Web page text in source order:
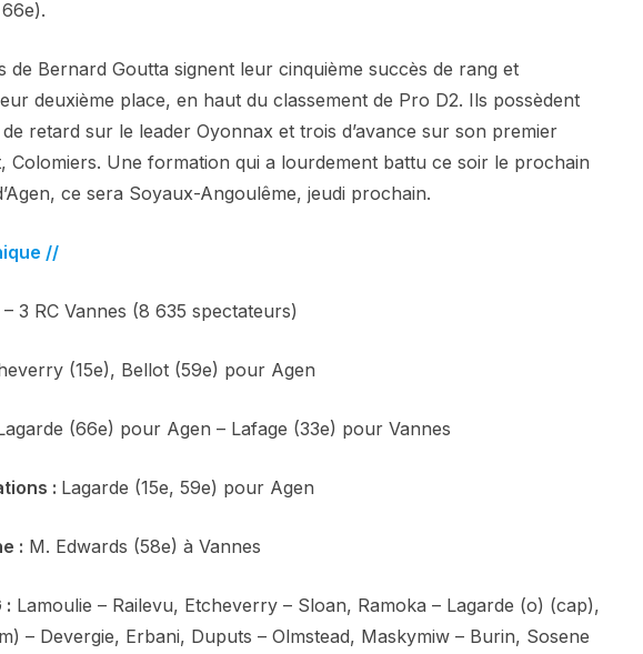
de Bernard Goutta signent leur cinquième succès de rang et
deuxième place, en haut du classement de Pro D2. Ils possèdent
retard sur le leader Oyonnax et trois d’avance sur son premier
Colomiers. Une formation qui a lourdement battu ce soir le prochain
ce sera Soyaux-Angoulême, jeudi prochain.
//
– 3 RC Vannes (8 635 spectateurs)
(15e), Bellot (59e) pour Agen
(66e) pour Agen – Lafage (33e) pour Vannes
: Lagarde (15e, 59e) pour Agen
: M. Edwards (58e) à Vannes
: Lamoulie – Railevu, Etcheverry – Sloan, Ramoka – Lagarde (o) (cap),
– Devergie, Erbani, Duputs – Olmstead, Maskymiw – Burin, Sosene